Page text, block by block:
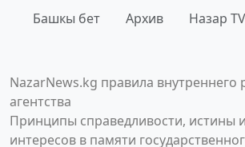
Башкы бет Архив Назар TV
NazarNews.kg правила внутреннего
агентства
Принципы справедливости, истины
интересов в памяти